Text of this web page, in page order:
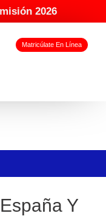
2026
Matricúlate En Línea
Y